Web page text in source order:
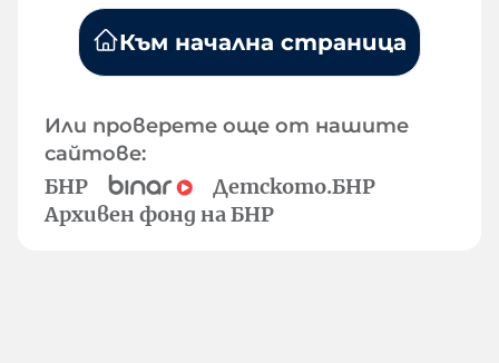
Към начална страница
Или проверете още от нашите
сайтове:
БНР
Детското.БНР
Архивен фонд на БНР